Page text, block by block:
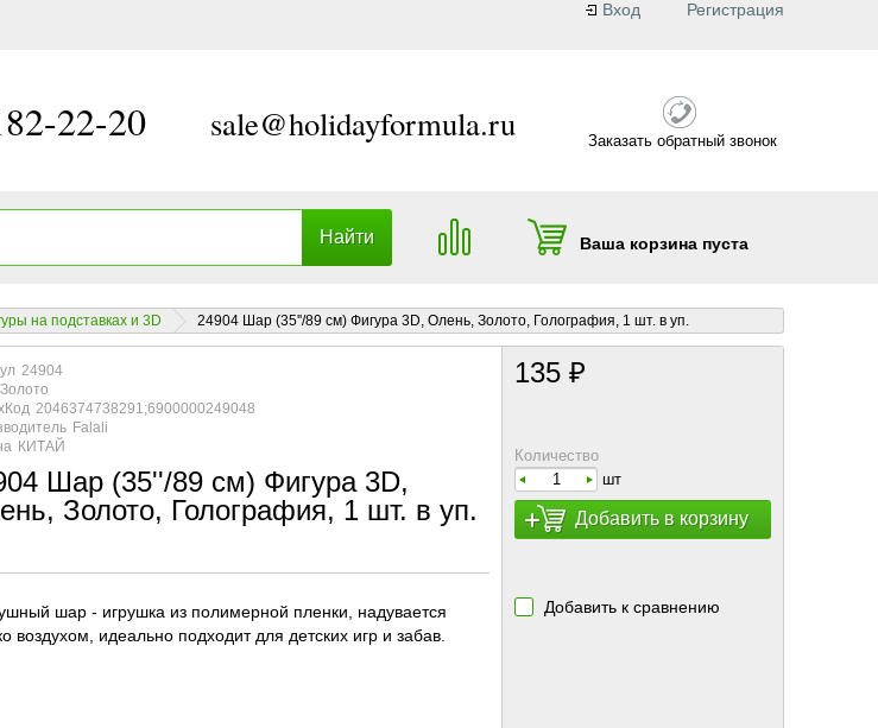
1 шт. в уп. Вход Регистрация
22-20 sale@holidayformula.ru Заказать обратный звонок
Ваша корзина пуста
на подставках и 3D 24904 Шар (35''/89 см) Фигура 3D, Олень, Золото, Голография, 1 шт. в уп.
24904
Золото
2046374738291;6900000249048
Falali
КИТАЙ
Шар (35''/89 см) Фигура 3D,
Золото, Голография, 1 шт. в уп.
шар - игрушка из полимерной пленки, надувается
воздухом, идеально подходит для детских игр и забав.
135 ₽
Количество
шт
Добавить в корзину
Добавить к сравнению